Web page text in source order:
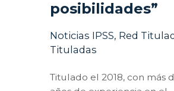
posibilidades”
Noticias IPSS, Red
Tituladas
Titulado el 2018, con más